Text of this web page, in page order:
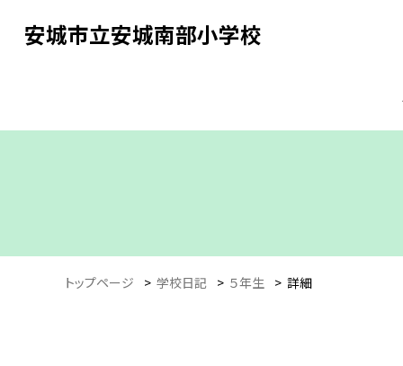
安城市立安城南部小学校
トップページ > 学校日記 > ５年生 > 詳細